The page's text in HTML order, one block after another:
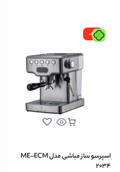
-1%
اسپرسو ساز مباشی مدل ME-ECM
2034